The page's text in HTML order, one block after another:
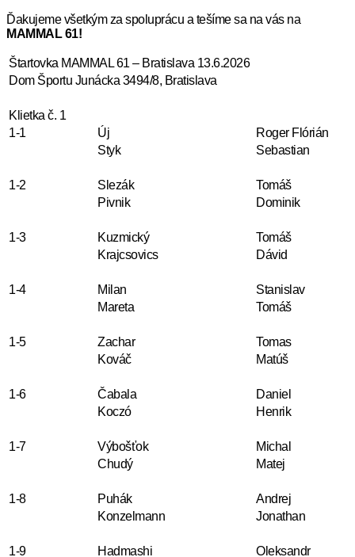
Ďakujeme všetkým za spoluprácu a tešíme sa na vás na
MAMMAL 61!
Štartovka MAMMAL 61 – Bratislava 13.6.2026
Dom Športu Junácka 3494/8, Bratislava
Klietka č. 1
1-1
Új
Roger Flórián
Styk
Sebastian
1-2 Slezák
Tomáš
Pivnik
Dominik
1-3 Kuzmický
Tomáš
Krajcsovics
Dávid
1-4 Milan
Stanislav
Mareta
Tomáš
1-5 Zachar
Tomas
Kováč
Matúš
1-6 Čabala
Daniel
Koczó
Henrik
1-7 Výbošťok
Michal
Chudý
Matej
1-8 Puhák
Andrej
Konzelmann
Jonathan
1-9 Hadmashi
Oleksandr